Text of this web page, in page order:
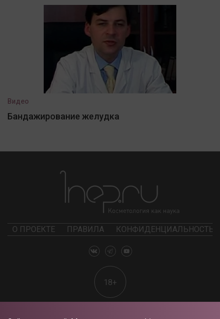
Видео
Бандажирование желудка
О ПРОЕКТЕ ПРАВИЛА КОНФИДЕНЦИАЛЬНОСТЬ
18+